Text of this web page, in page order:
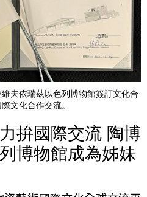
夫依瑞茲以色列博物館簽訂文化合
文化合作交流。
拚國際交流 陶博
博物館成為姊妹